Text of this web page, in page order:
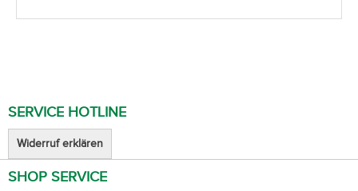
SERVICE HOTLINE
Widerruf erklären
SHOP SERVICE